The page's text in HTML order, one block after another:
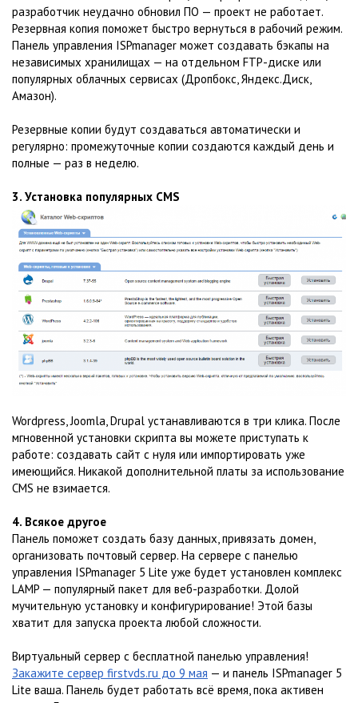
разработчик неудачно обновил ПО — проект не работает.
Резервная копия поможет быстро вернуться в рабочий режим.
Панель управления ISPmanager может создавать бэкапы на
независимых хранилищах — на отдельном FTP-диске или
популярных облачных сервисах (Дропбокс, Яндекс.Диск,
Амазон).
Резервные копии будут создаваться автоматически и
регулярно: промежуточные копии создаются каждый день и
полные — раз в неделю.
3. Установка популярных CMS
Wordpress, Joomla, Drupal устанавливаются в три клика. После
мгновенной установки скрипта вы можете приступать к
работе: создавать сайт с нуля или импортировать уже
имеющийся. Никакой дополнительной платы за использование
CMS не взимается.
4. Всякое другое
Панель поможет создать базу данных, привязать домен,
организовать почтовый сервер. На сервере с панелью
управления ISPmanager 5 Lite уже будет установлен комплекс
LAMP — популярный пакет для веб-разработки. Долой
мучительную установку и конфигурирование! Этой базы
хватит для запуска проекта любой сложности.
Виртуальный сервер с бесплатной панелью управления!
Закажите сервер firstvds.ru до 9 мая — и панель ISPmanager 5
Lite ваша. Панель будет работать всё время, пока активен